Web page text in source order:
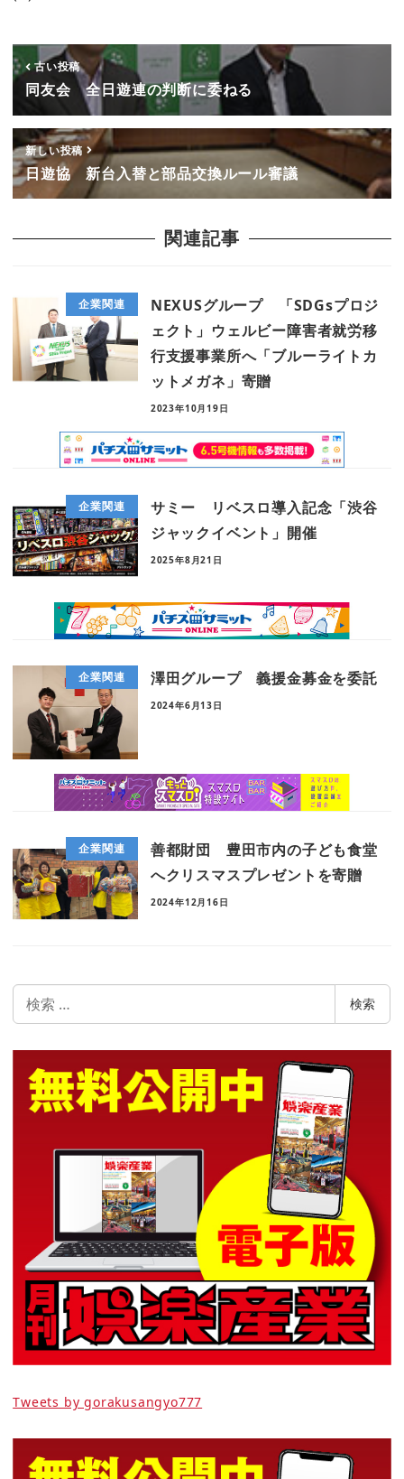
古い投稿
同友会 全日遊連の判断に委ねる
新しい投稿
日遊協 新台入替と部品交換ルール審議
関連記事
企業関連
NEXUSグループ 「SDGsプロジ
ェクト」ウェルビー障害者就労移
行支援事業所へ「ブルーライトカ
ットメガネ」寄贈
2023年10月19日
企業関連
サミー リベスロ導入記念「渋谷
ジャックイベント」開催
2025年8月21日
企業関連 澤田グループ 義援金募金を委託
2024年6月13日
企業関連
善都財団 豊田市内の子ども食堂
へクリスマスプレゼントを寄贈
2024年12月16日
索
検索
Tweets by gorakusangyo777